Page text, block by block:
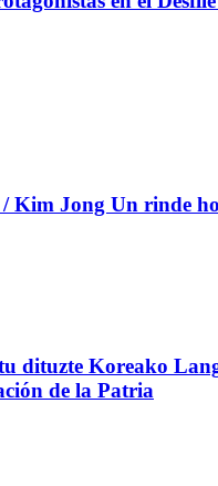
Jong Un rinde
dituzte Koreako
de la Patria